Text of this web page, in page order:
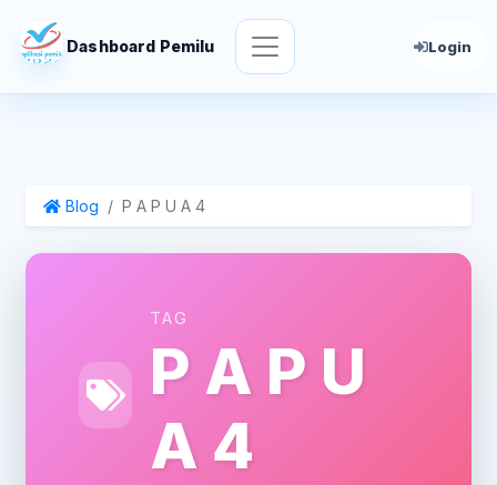
Dashboard Pemilu Login
Blog P A P U A 4
TAG
P A P U
A 4